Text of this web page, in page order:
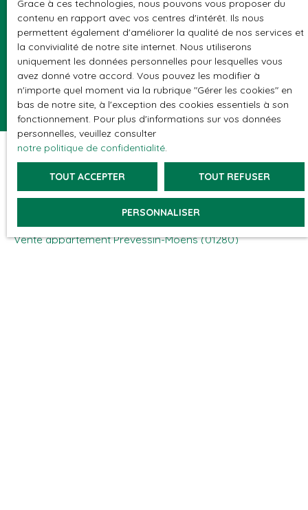
politique de confidentialité.
RECEVOIR DES ANNONCES
JE RECHERCHE UN BIEN
Vente appartement Thoiry (01710)
Vente appartement Prévessin-Moëns (01280)
Grace à ces technologies, nous pouvons vous proposer du
contenu en rapport avec vos centres d'intérêt. Ils nous
permettent également d'améliorer la qualité de nos services et
la convivialité de notre site internet. Nous utiliserons
uniquement les données personnelles pour lesquelles vous
avez donné votre accord. Vous pouvez les modifier à
n'importe quel moment via la rubrique ″Gérer les cookies″ en
bas de notre site, à l'exception des cookies essentiels à son
fonctionnement. Pour plus d'informations sur vos données
personnelles, veuillez consulter
notre politique de confidentialité.
TOUT ACCEPTER TOUT REFUSER
PERSONNALISER